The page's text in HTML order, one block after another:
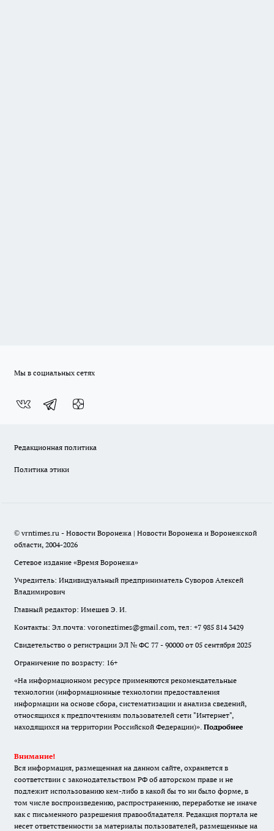
Мы в социальных сетях
Редакционная политика
Политика этики
© vrntimes.ru - Новости Воронежа | Новости Воронежа и Воронежской
области, 2004-2026
Сетевое издание «Время Воронежа»
Учредитель: Индивидуальный предприниматель Суворов Алексей
Владимирович
Главный редактор: Имешев Э. И.
Контакты: Эл.почта: voroneztimes@gmail.com, тел: +7 985 814 3429
Свидетельство о регистрации ЭЛ № ФС 77 - 90000 от 05 сентября 2025
Ограничение по возрасту: 16+
«На информационном ресурсе применяются рекомендательные
технологии (информационные технологии предоставления
информации на основе сбора, систематизации и анализа сведений,
относящихся к предпочтениям пользователей сети "Интернет",
находящихся на территории Российской Федерации)». Подробнее
Внимание!
Вся информация, размещенная на данном сайте, охраняется в
соответствии с законодательством РФ об авторском праве и не
подлежит использованию кем-либо в какой бы то ни было форме, в
том числе воспроизведению, распространению, переработке не иначе
как с письменного разрешения правообладателя. Редакция портала не
несет ответственности за материалы пользователей, размещенные на